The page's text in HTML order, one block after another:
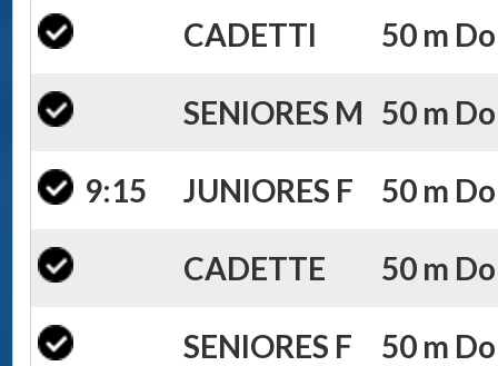
CADETTI 50 m
SENIORES M 50 m
9:15 JUNIORES F 50 m
CADETTE 50 m
SENIORES F 50 m